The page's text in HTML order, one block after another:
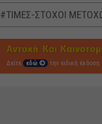
#ΤΙΜΕΣ-ΣΤΟΧΟΙ
Δείτε εδώ την ειδική έκδοση